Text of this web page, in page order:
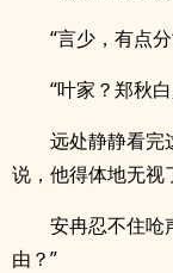
“言少，有点
“叶家？郑秋
远处静静看完
说，他得体地无视
安冉忍不住呛
由？”